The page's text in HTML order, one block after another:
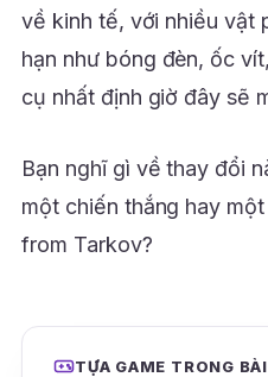
về kinh tế, với nhiều vật
hạn như bóng đèn, ốc
cụ nhất định giờ đây sẽ
Bạn nghĩ gì về thay đổi
một chiến thắng hay
from Tarkov?
TỰA GAME TRONG BÀI